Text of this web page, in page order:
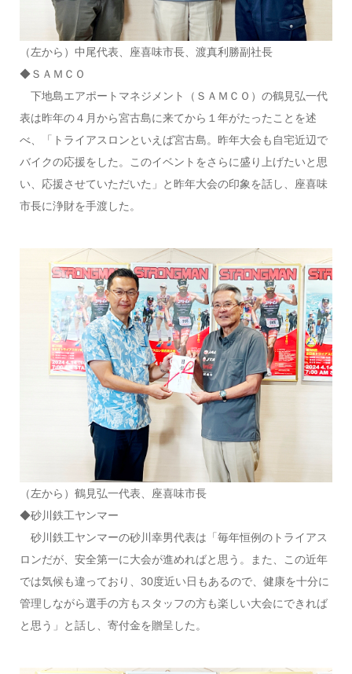
（左から）中尾代表、座喜味市長、渡真利勝副社長
◆ＳＡＭＣＯ
下地島エアポートマネジメント（ＳＡＭＣＯ）の鶴見弘一代
表は昨年の４月から宮古島に来てから１年がたったことを述
べ、「トライアスロンといえば宮古島。昨年大会も自宅近辺で
バイクの応援をした。このイベントをさらに盛り上げたいと思
い、応援させていただいた」と昨年大会の印象を話し、座喜味
市長に浄財を手渡した。
（左から）鶴見弘一代表、座喜味市長
◆砂川鉄工ヤンマー
砂川鉄工ヤンマーの砂川幸男代表は「毎年恒例のトライアス
ロンだが、安全第一に大会が進めればと思う。また、この近年
では気候も違っており、30度近い日もあるので、健康を十分に
管理しながら選手の方もスタッフの方も楽しい大会にできれば
と思う」と話し、寄付金を贈呈した。